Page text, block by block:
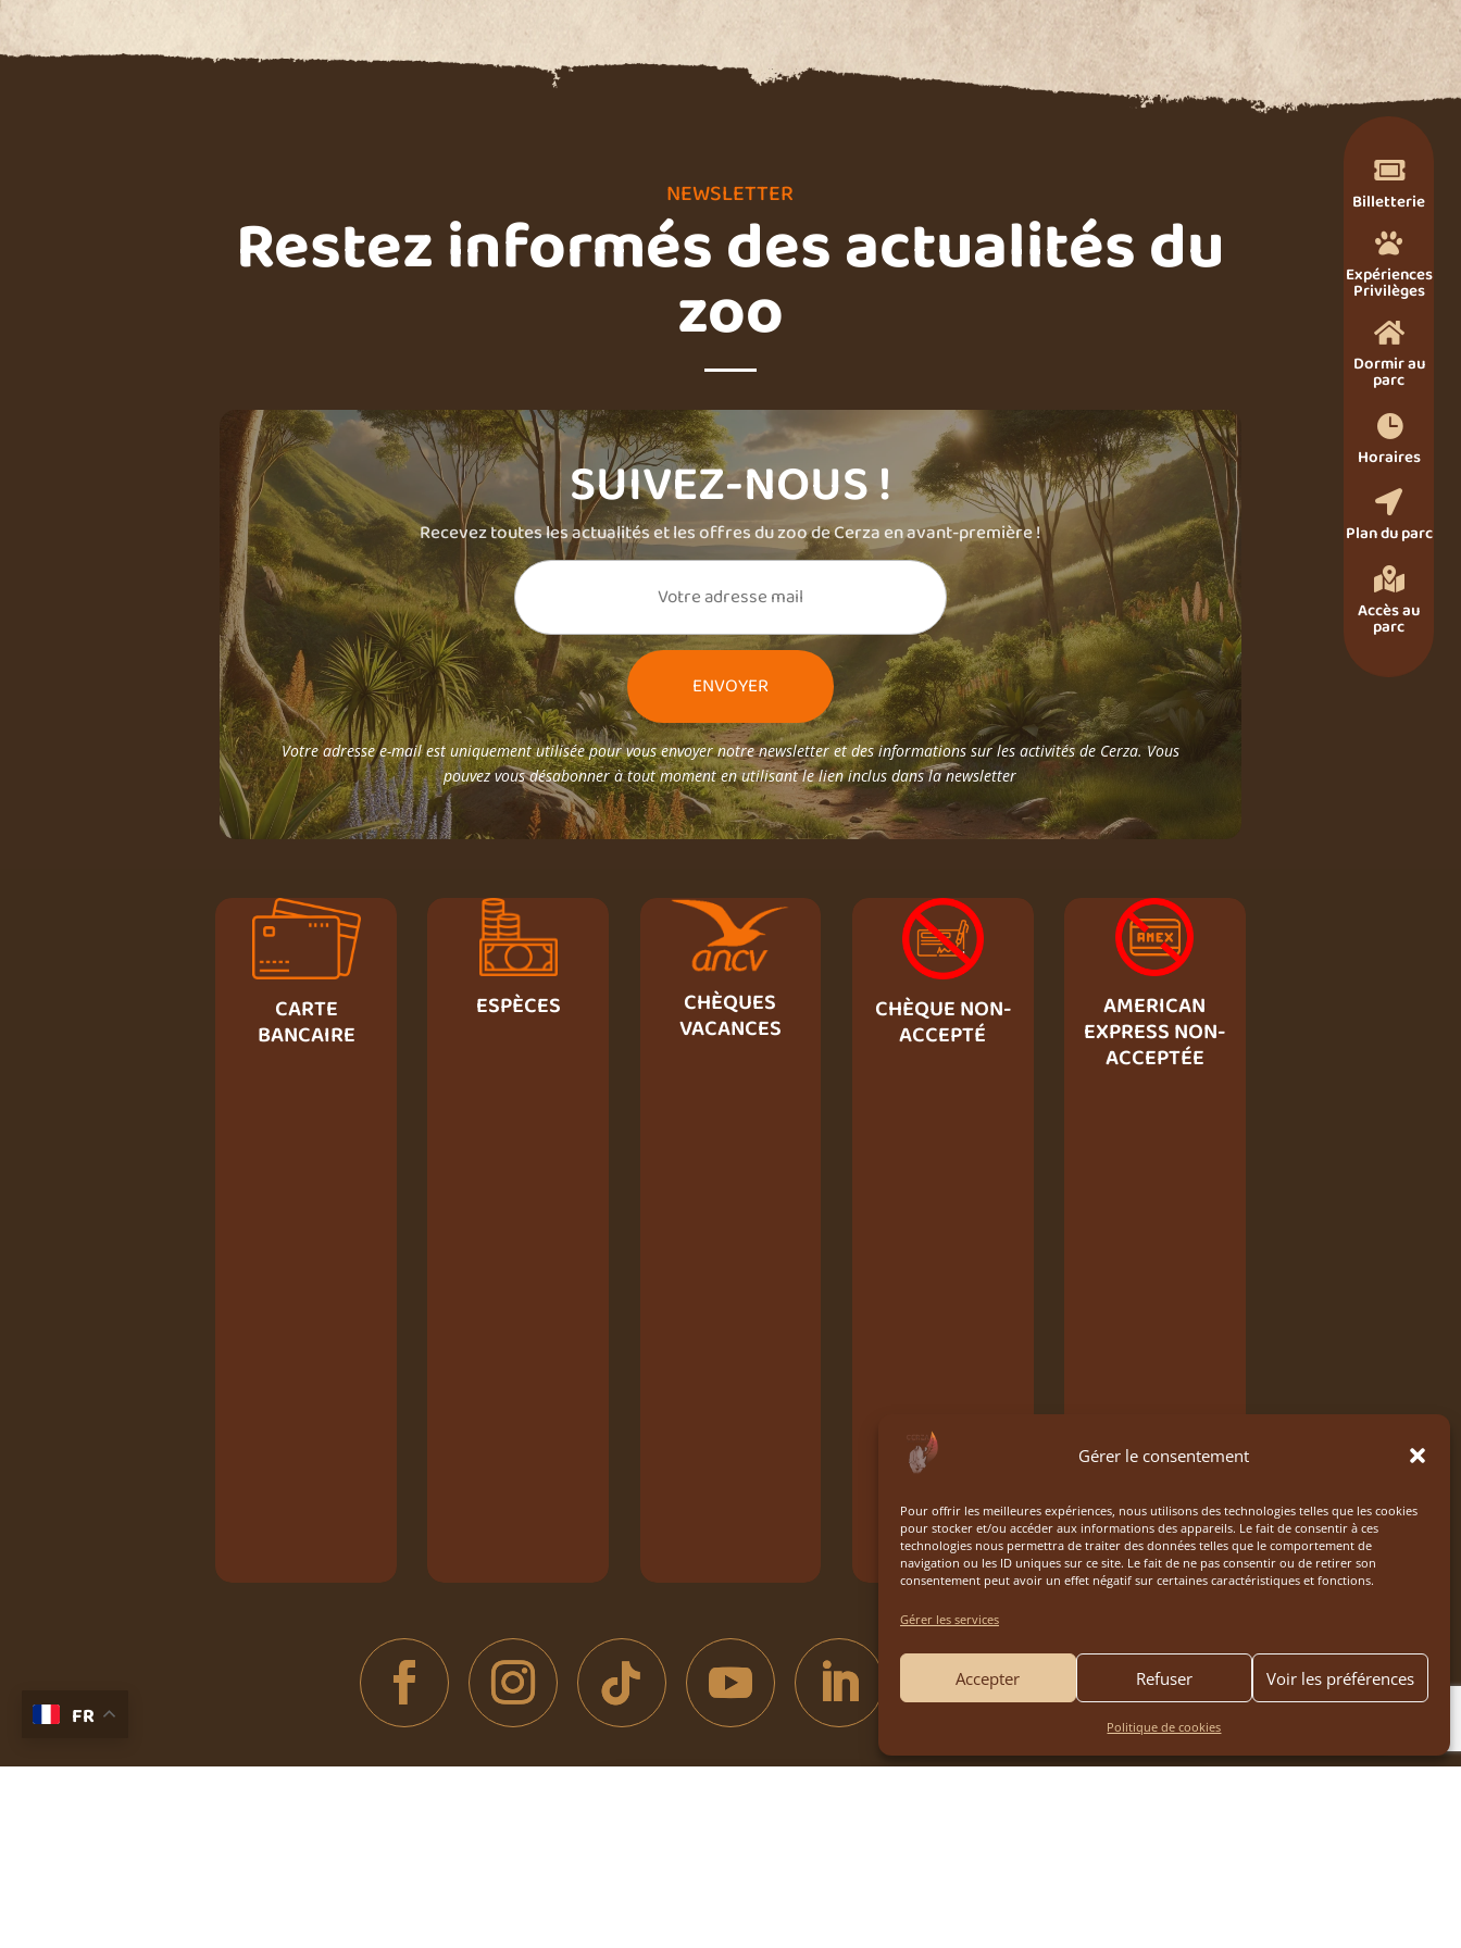
Gérer le consentement
Pour offrir les meilleures expériences, nous utilisons des technologies telles que les cookies
pour stocker et/ou accéder aux informations des appareils. Le fait de consentir à ces
technologies nous permettra de traiter des données telles que le comportement de
navigation ou les ID uniques sur ce site. Le fait de ne pas consentir ou de retirer son
consentement peut avoir un effet négatif sur certaines caractéristiques et fonctions.
Gérer les services
Accepter Refuser Voir les préférences
Politique de cookies

Billetterie

Expériences
Privilèges

Dormir au
parc

Horaires

Plan du parc

Accès au
parc
NEWSLETTER
Restez informés des actualités du
zoo
SUIVEZ-NOUS !
Recevez toutes les actualités et les offres du zoo de Cerza en avant-première !
Votre adresse e-mail est uniquement utilisée pour vous envoyer notre newsletter et des informations sur les activités de Cerza. Vous
pouvez vous désabonner à tout moment en utilisant le lien inclus dans la newsletter
CARTE
BANCAIRE
ESPÈCES CHÈQUES
VACANCES
CHÈQUE NON-
ACCEPTÉ
AMERICAN
EXPRESS NON-
ACCEPTÉE
FR